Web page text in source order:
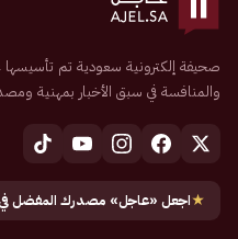
والمنافسة في سبق الأخبار بمهنية
★اجعل «عاجل» مصدرك المفضل